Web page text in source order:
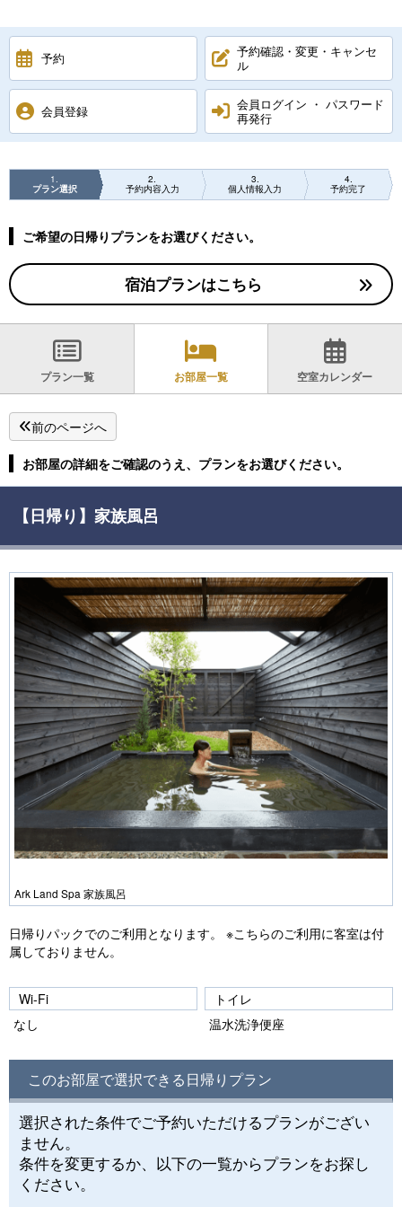
予約
予約確認・変更・キャンセ
ル
会員登録
会員ログイン ・ パスワード
再発行
1
プラン選択
2
予約内容入力
3
個人情報入力
4
予約完了
ご希望の日帰りプランをお選びください。
宿泊プランはこちら
プラン一覧 お部屋一覧 空室カレンダー
前のページへ
お部屋の詳細をご確認のうえ、プランをお選びください。
【日帰り】家族風呂
Ark Land Spa 家族風呂
日帰りパックでのご利用となります。 ※こちらのご利用に客室は付
属しておりません。
Wi-Fi
なし
トイレ
温水洗浄便座
このお部屋で選択できる日帰りプラン
選択された条件でご予約いただけるプランがござい
ません。
条件を変更するか、以下の一覧からプランをお探し
ください。